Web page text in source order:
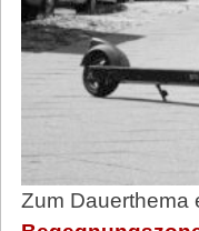
Zum Dauerthema